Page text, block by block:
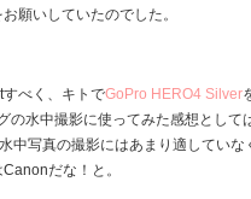
願いしていたのでした。
べく、キトでGoPro HERO4 Silver
水中撮影に使ってみた感想として
写真の撮影にはあまり適していな
だな！と。